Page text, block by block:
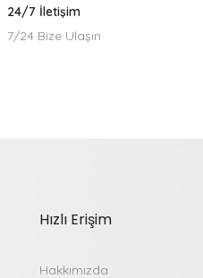
24/7 İletişim
7/24 Bize Ulaşın
Hızlı Erişim
Hakkımızda